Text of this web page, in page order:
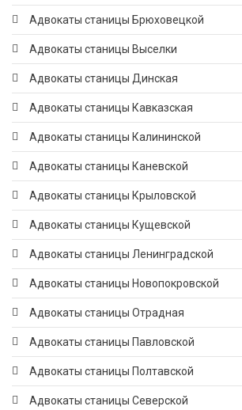
Адвокаты станицы Брюховецкой
Адвокаты станицы Выселки
Адвокаты станицы Динская
Адвокаты станицы Кавказская
Адвокаты станицы Калининской
Адвокаты станицы Каневской
Адвокаты станицы Крыловской
Адвокаты станицы Кущевской
Адвокаты станицы Ленинградской
Адвокаты станицы Новопокровской
Адвокаты станицы Отрадная
Адвокаты станицы Павловской
Адвокаты станицы Полтавской
Адвокаты станицы Северской